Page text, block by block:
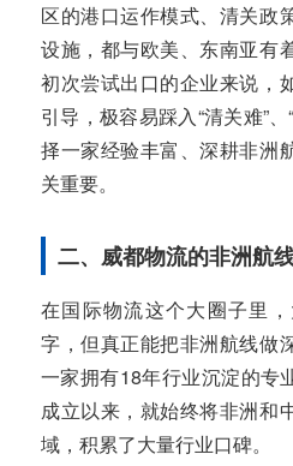
区的港口运作模式、清关政
设施，都与欧美、东南亚有
初次尝试出口的企业来说，
引导，极容易踩入“清关难”
择一家经验丰富、深耕非洲
关重要。
二、威都物流的非洲航
在国际物流这个大圈子里
字，但真正能把非洲航线做
一家拥有18年行业沉淀的专
成立以来，就始终将非洲和
域，积累了大量行业口碑。